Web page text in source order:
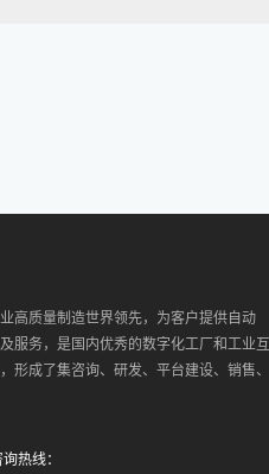
高质量制造世界领先，为客户提供自动
服务，是国内优秀的数字化工厂和工业互
形成了集咨询、研发、平台建设、销售、
热线：